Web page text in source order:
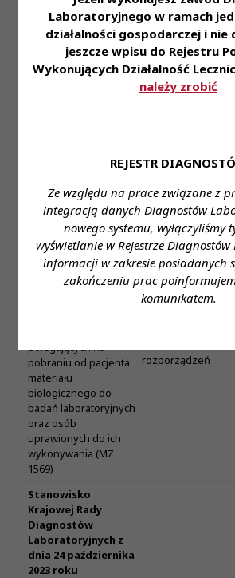
Laboratoryjnego w ramach
działalności gospodarczej i nie
jeszcze wpisu do Rejestru
Wykonujących Działalność
należy zrobić
REJESTR
Ze względu na prace związane z
integracją danych Diagnostów
nowego systemu, wyłączyliśmy
wyświetlanie w Rejestrze
informacji w zakresie posiadanych
zakończeniu prac
komunikatem.
dentysty na terytorium
Rzeczypospolitej
Polskiej, oraz
egzaminu ze
znajomości języka
Krajowej Rady
Diagnostów
Laboratoryjnych z
dnia 24 listopada
2023 roku
do projektu
rozporządzenia
polegających na
pobraniu od pacjenta
materiału
biologicznego do
badań laboratoryjnych
oraz osób
uprawionych do ich
wykonywania (MZ
1569)
Stanowiska
KRDL VI
rozporządzeń
Stanowisko
Krajowej Rady
Diagnostów
Laboratoryjnych z
dnia 24 października
2023 roku